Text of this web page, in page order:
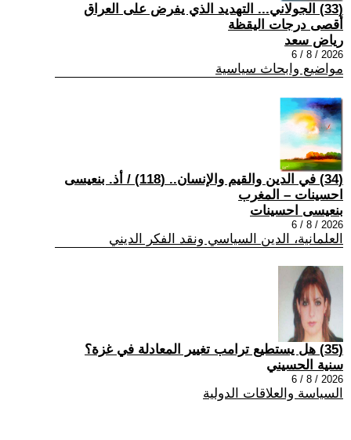
(33) الجولاني... التهديد الذي يفرض على العراق
أقصى درجات اليقظة
رياض سعد
2026 / 8 / 6
مواضيع وابحاث سياسية
(34) في الدين والقيم والإنسان.. (118) / أذ. بنعيسى
احسينات – المغرب
بنعيسى احسينات
2026 / 8 / 6
العلمانية، الدين السياسي ونقد الفكر الديني
(35) هل يستطيع ترامب تغيير المعادلة في غزة؟
سنية الحسيني
2026 / 8 / 6
السياسة والعلاقات الدولية